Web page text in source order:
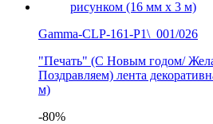
Gamma-CLP-161-P1\_001/026
"Печать" (С Новым годом/
Поздравляем) лента
м)
-80%